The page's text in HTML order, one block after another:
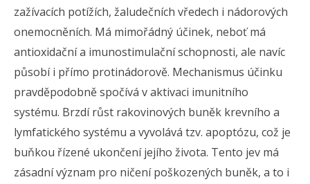
zažívacích potížích, žaludečních vředech i nádorových
onemocněních. Má mimořádný účinek, neboť má
antioxidační a imunostimulační schopnosti, ale navíc
působí i přímo protinádorově. Mechanismus účinku
pravděpodobně spočívá v aktivaci imunitního
systému. Brzdí růst rakovinových buněk krevního a
lymfatického systému a vyvolává tzv. apoptózu, což je
buňkou řízené ukončení jejího života. Tento jev má
zásadní význam pro ničení poškozených buněk, a to i